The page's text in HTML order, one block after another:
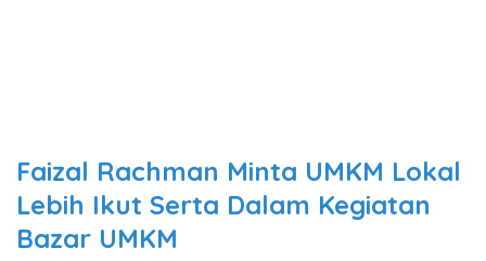
Faizal Rachman Minta UMKM Lokal
Lebih Ikut Serta Dalam Kegiatan
Bazar UMKM